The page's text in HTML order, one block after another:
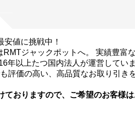
値に挑戦中！
ジャックポットへ。 実績豊富
年以上たつ国内法人が運営してい
評価の高い、高品質なお取り引
ておりますので、ご希望のお客様